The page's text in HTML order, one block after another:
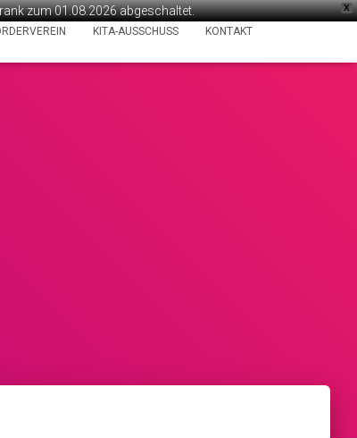
X
zum 01.08.2026 abgeschaltet.
KITA-AUSSCHUSS KONTAKT